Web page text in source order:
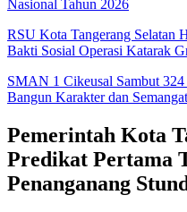
Nasional Tahun 2026
RSU Kota Tangerang Selatan
Bakti Sosial Operasi Katarak
SMAN 1 Cikeusal Sambut
Bangun Karakter dan
Pemerintah Kota
Predikat Pertama
Penanganang